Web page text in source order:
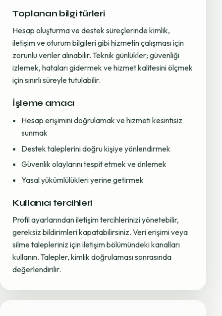
Toplanan bilgi türleri
Hesap oluşturma ve destek süreçlerinde kimlik,
iletişim ve oturum bilgileri gibi hizmetin çalışması için
zorunlu veriler alınabilir. Teknik günlükler; güvenliği
izlemek, hataları gidermek ve hizmet kalitesini ölçmek
için sınırlı süreyle tutulabilir.
İşleme amacı
Hesap erişimini doğrulamak ve hizmeti kesintisiz
sunmak
Destek taleplerini doğru kişiye yönlendirmek
Güvenlik olaylarını tespit etmek ve önlemek
Yasal yükümlülükleri yerine getirmek
Kullanıcı tercihleri
Profil ayarlarından iletişim tercihlerinizi yönetebilir,
gereksiz bildirimleri kapatabilirsiniz. Veri erişimi veya
silme talepleriniz için iletişim bölümündeki kanalları
kullanın. Talepler, kimlik doğrulaması sonrasında
değerlendirilir.